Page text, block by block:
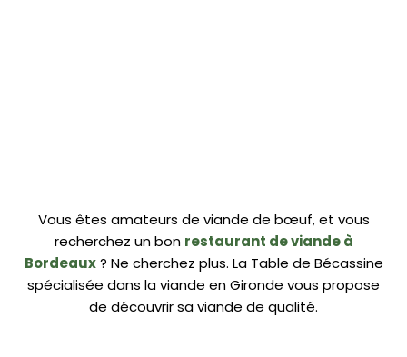
Vous êtes amateurs de viande de bœuf, et vous
recherchez un bon restaurant de viande à
Bordeaux ? Ne cherchez plus. La Table de Bécassine
spécialisée dans la viande en Gironde vous propose
de découvrir sa viande de qualité.